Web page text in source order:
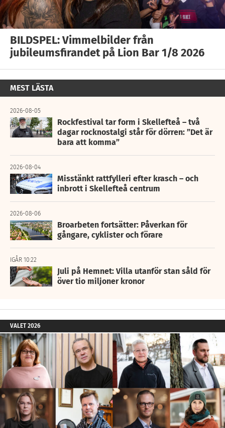
BILDSPEL: Vimmelbilder från
jubileumsfirandet på Lion Bar 1/8 2026
MEST LÄSTA
2026-08-05
Rockfestival tar form i Skellefteå – två
dagar rocknostalgi står för dörren: ”Det är
bara att komma”
2026-08-04
Misstänkt rattfylleri efter krasch – och
inbrott i Skellefteå centrum
2026-08-06
Broarbeten fortsätter: Påverkan för
gångare, cyklister och förare
IGÅR 10:22
Juli på Hemnet: Villa utanför stan såld för
över tio miljoner kronor
VALET 2026